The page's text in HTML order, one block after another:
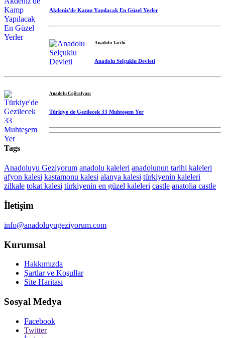
Akdeniz'de Kamp Yapılacak En Güzel Yerler
Anadolu Tarihi
Anadolu Selçuklu Devleti
Anadolu Coğrafyası
Türkiye'de Gezilecek 33 Muhteşem Yer
Tags
Anadoluyu Geziyorum anadolu kaleleri anadolunun tarihi kaleleri
afyon kalesi kastamonu kalesi alanya kalesi türkiyenin kaleleri
zilkale tokat kalesi türkiyenin en güzel kaleleri castle anatolia castle
İletişim
info@anadoluyugeziyorum.com
Kurumsal
Hakkımızda
Şartlar ve Koşullar
Site Haritası
Sosyal Medya
Facebook
Twitter